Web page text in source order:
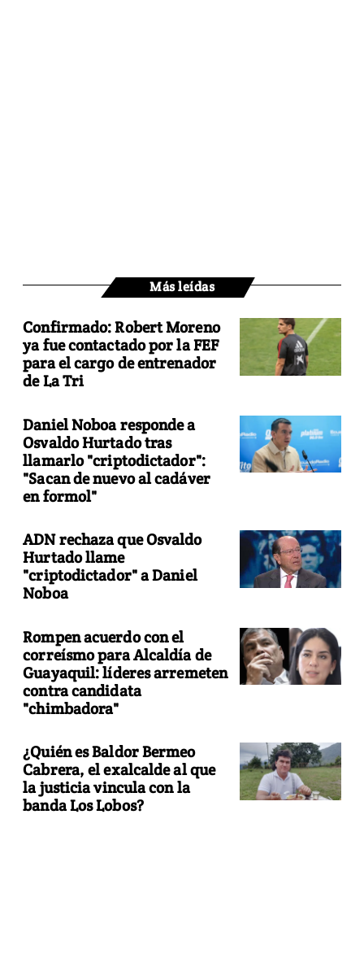
Más leídas
Confirmado: Robert Moreno
ya fue contactado por la FEF
para el cargo de entrenador
de La Tri
Daniel Noboa responde a
Osvaldo Hurtado tras
llamarlo "criptodictador":
"Sacan de nuevo al cadáver
en formol"
ADN rechaza que Osvaldo
Hurtado llame
"criptodictador" a Daniel
Noboa
Rompen acuerdo con el
correísmo para Alcaldía de
Guayaquil: líderes arremeten
contra candidata
"chimbadora"
¿Quién es Baldor Bermeo
Cabrera, el exalcalde al que
la justicia vincula con la
banda Los Lobos?